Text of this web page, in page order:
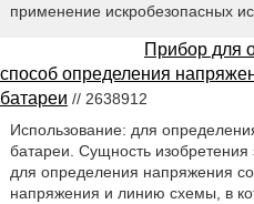
применение искробезопасных
Прибор для
способ определения
батареи // 2638912
Использование: для
батареи. Сущность
для определения напряжения
напряжения и линию схемы, в